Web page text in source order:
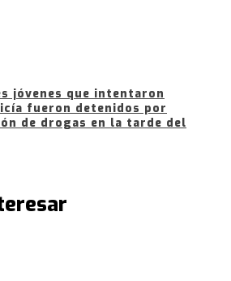
jóvenes que intentaron
fueron detenidos por
de drogas en la tarde del